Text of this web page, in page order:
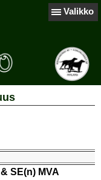
Valikko
SE(n) MVA